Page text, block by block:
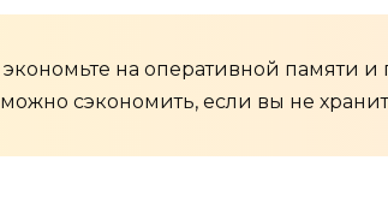
на оперативной памяти
сэкономить, если вы не